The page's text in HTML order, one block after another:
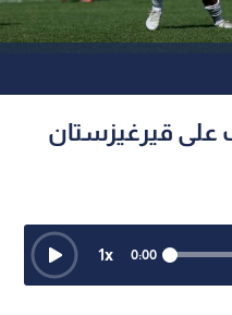
على قيرغيزستان
0:00
1x